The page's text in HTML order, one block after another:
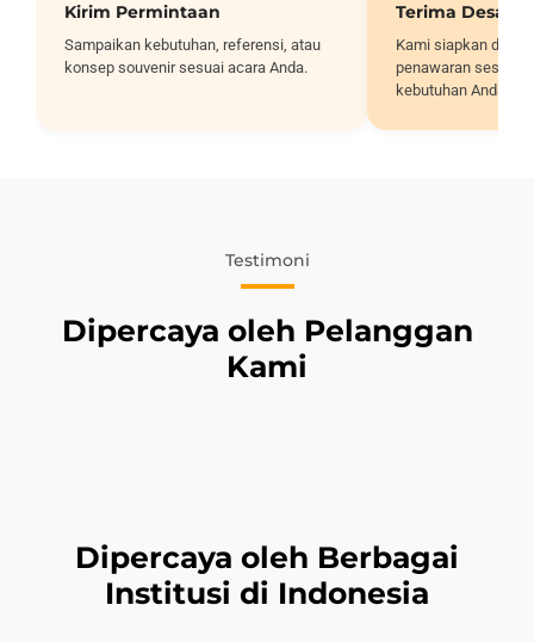
Kirim Permintaan
Sampaikan kebutuhan, referensi, atau
konsep souvenir sesuai acara Anda.
Terima Desain
Kami siapkan
penawaran sesuai
kebutuhan Anda.
Testimoni
Dipercaya oleh Pelanggan
Kami
Dipercaya oleh Berbagai
Institusi di Indonesia